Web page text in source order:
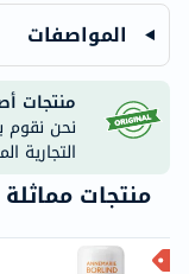
المواصفات
منتجات
نحن نقوم
التجارية
منتجات مماثلة